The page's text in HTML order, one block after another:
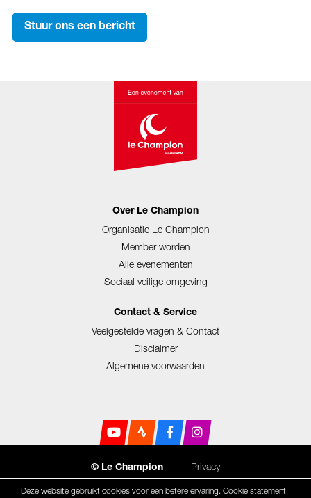
Stuur ons een bericht
Over Le Champion
Organisatie Le Champion
Member worden
Alle evenementen
Sociaal veilige omgeving
Contact & Service
Veelgestelde vragen & Contact
Disclaimer
Algemene voorwaarden
© Le Champion Privacy
Deze website gebruikt cookies voor een betere ervaring. Cookie statement